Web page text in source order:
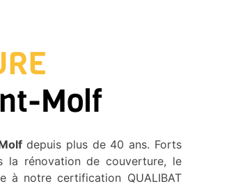
Molf
depuis plus de 40 ans. Forts
la rénovation de couverture, le
à notre certification QUALIBAT